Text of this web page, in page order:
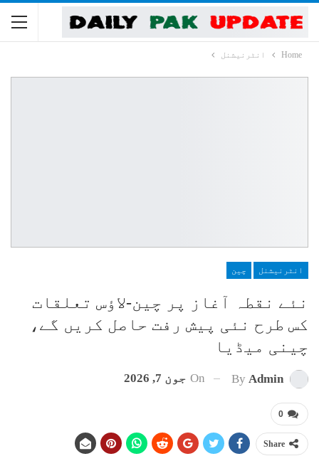
Home انٹرنیشنل
انٹرنیشنل چین
نئے نقطہ آغاز پر چین-لاؤس تعلقات
کس طرح نئی پیش رفت حاصل کریں گے،
چینی میڈیا
By Admin
On جون 7, 2026
0
Share